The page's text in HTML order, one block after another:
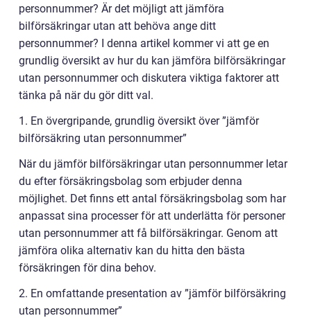
personnummer? Är det möjligt att jämföra
bilförsäkringar utan att behöva ange ditt
personnummer? I denna artikel kommer vi att ge en
grundlig översikt av hur du kan jämföra bilförsäkringar
utan personnummer och diskutera viktiga faktorer att
tänka på när du gör ditt val.
1. En övergripande, grundlig översikt över ”jämför
bilförsäkring utan personnummer”
När du jämför bilförsäkringar utan personnummer letar
du efter försäkringsbolag som erbjuder denna
möjlighet. Det finns ett antal försäkringsbolag som har
anpassat sina processer för att underlätta för personer
utan personnummer att få bilförsäkringar. Genom att
jämföra olika alternativ kan du hitta den bästa
försäkringen för dina behov.
2. En omfattande presentation av ”jämför bilförsäkring
utan personnummer”